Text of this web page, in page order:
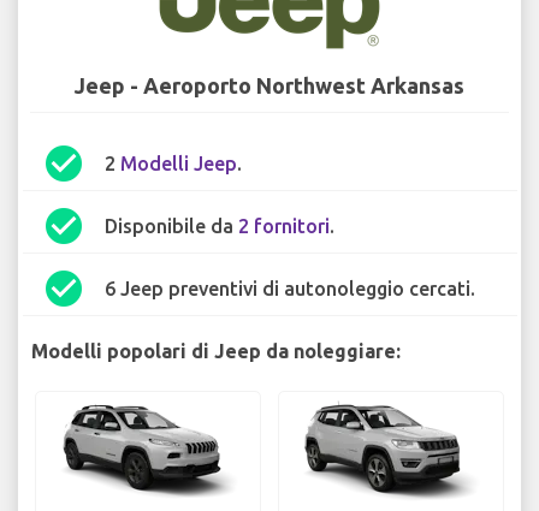
Jeep - Aeroporto Northwest Arkansas
check_circle 2 Modelli Jeep.
check_circle Disponibile da 2 fornitori.
check_circle 6 Jeep preventivi di autonoleggio cercati.
Modelli popolari di Jeep da noleggiare: